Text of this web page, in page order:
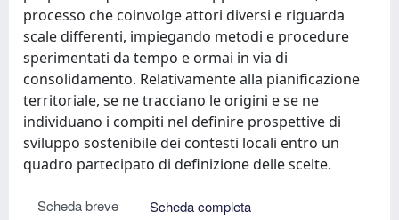
processo che coinvolge attori diversi e riguarda
scale differenti, impiegando metodi e procedure
sperimentati da tempo e ormai in via di
consolidamento. Relativamente alla pianificazione
territoriale, se ne tracciano le origini e se ne
individuano i compiti nel definire prospettive di
sviluppo sostenibile dei contesti locali entro un
quadro partecipato di definizione delle scelte.
Scheda breve
Scheda completa